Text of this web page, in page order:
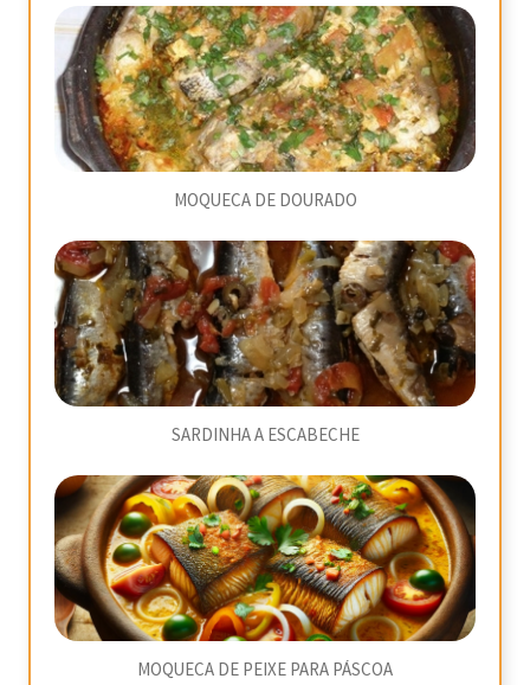
MOQUECA DE DOURADO
SARDINHA A ESCABECHE
MOQUECA DE PEIXE PARA PÁSCOA